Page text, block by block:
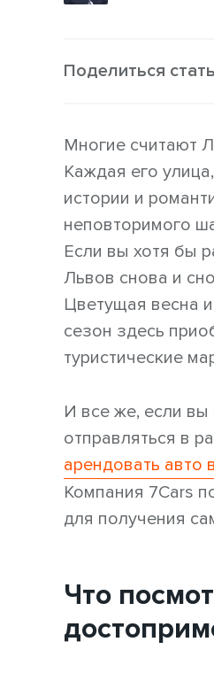
Поделиться
Многие считают
Каждая его
истории и
неповторимого
Если вы хотя бы
Львов снова и
Цветущая весна
сезон здесь
туристические
И все же, если
отправляться в
арендовать авто
Компания 7Cars
для получения
Что